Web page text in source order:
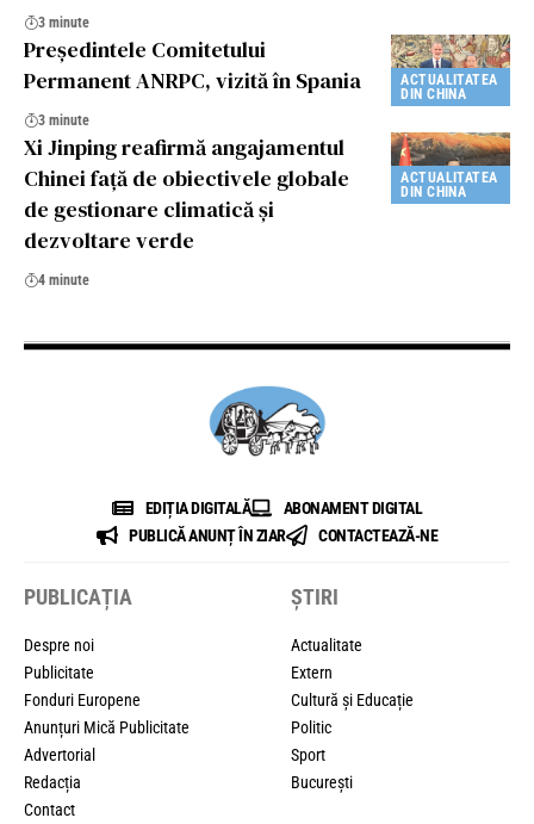
3 minute
ACTUALITATEA
DIN CHINA
Președintele Comitetului
Permanent ANRPC, vizită în Spania
3 minute
ACTUALITATEA
DIN CHINA
Xi Jinping reafirmă angajamentul
Chinei față de obiectivele globale
de gestionare climatică și
dezvoltare verde
4 minute
EDIȚIA DIGITALĂ
ABONAMENT DIGITAL
PUBLICĂ ANUNȚ ÎN ZIAR
CONTACTEAZĂ-NE
PUBLICAȚIA
Despre noi
Publicitate
Fonduri Europene
Anunțuri Mică Publicitate
Advertorial
Redacția
Contact
ȘTIRI
Actualitate
Extern
Cultură și Educație
Politic
Sport
București